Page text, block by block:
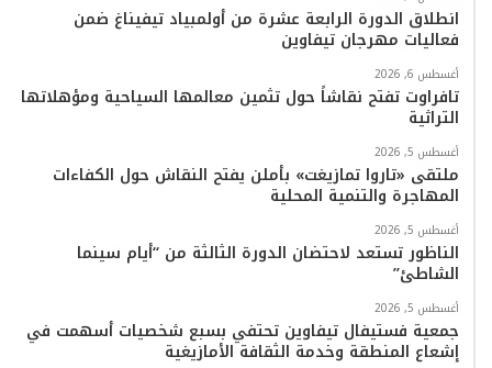
انطلاق الدورة الرابعة عشرة من أولمبياد تيفيناغ ضمن
فعاليات مهرجان تيفاوين
أغسطس 6, 2026
تافراوت تفتح نقاشاً حول تثمين معالمها السياحية ومؤهلاتها
التراثية
أغسطس 5, 2026
ملتقى «تاروا تمازيغت» بأملن يفتح النقاش حول الكفاءات
المهاجرة والتنمية المحلية
أغسطس 5, 2026
الناظور تستعد لاحتضان الدورة الثالثة من “أيام سينما
الشاطئ”
أغسطس 5, 2026
جمعية فستيفال تيفاوين تحتفي بسبع شخصيات أسهمت في
إشعاع المنطقة وخدمة الثقافة الأمازيغية